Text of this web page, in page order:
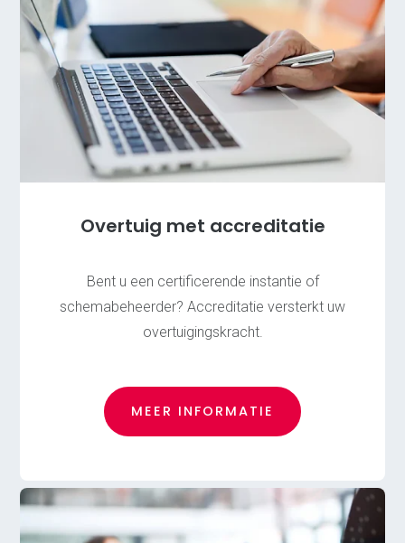
Overtuig met accreditatie
Bent u een certificerende instantie of
schemabeheerder? Accreditatie versterkt uw
overtuigingskracht.
MEER INFORMATIE